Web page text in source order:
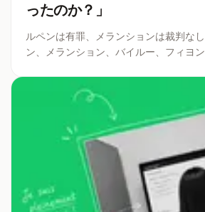
ったのか？」
ルペンは有罪、メランションは裁判な
ン、メランション、バイルー、フィヨ